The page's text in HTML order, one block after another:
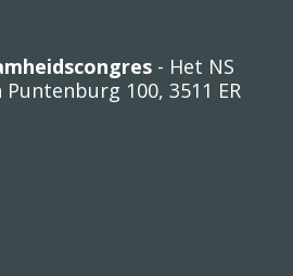
- Het NS
100, 3511 ER